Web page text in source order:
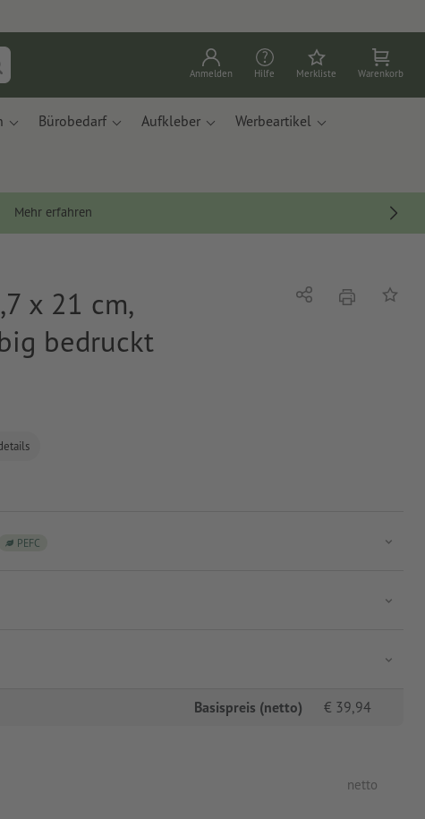
Anmelden Hilfe Merkliste Warenkorb
Bürobedarf Aufkleber Werbeartikel
Mehr erfahren
x 21 cm,
bedruckt
Teilen DruckenAuf
PEFC
Basispreis (netto) € 39,94
netto